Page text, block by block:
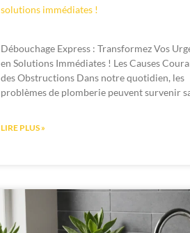
solutions immédiates !
Débouchage Express : Transformez Vos
en Solutions Immédiates ! Les Causes
des Obstructions Dans notre quotidien, les
problèmes de plomberie peuvent survenir
LIRE PLUS »